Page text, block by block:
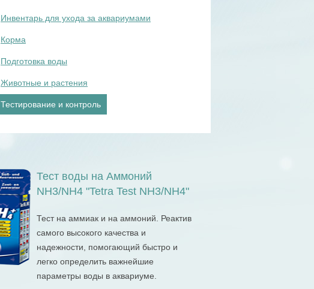
Инвентарь для ухода за аквариумами
Корма
Подготовка воды
Животные и растения
Тестирование и контроль
Тест воды на Аммоний
NH3/NH4 "Tetra Test NH3/NH4"
Тест на аммиак и на аммоний. Реактив
самого высокого качества и
надежности, помогающий быстро и
легко определить важнейшие
параметры воды в аквариуме.